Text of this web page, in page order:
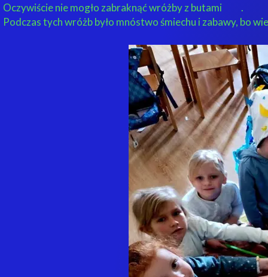
Oczywiście nie mogło zabraknąć wróżby z butami
.
Podczas tych wróżb było mnóstwo śmiechu i zabawy, bo